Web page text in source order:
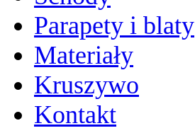
Parapety i blaty
Materiały
Kruszywo
Kontakt